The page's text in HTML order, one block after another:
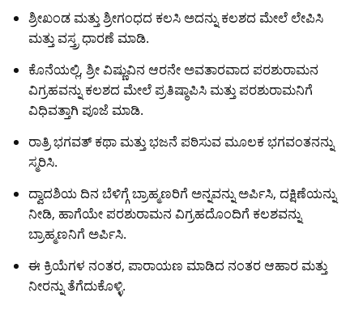
ಶ್ರೀಖಂಡ ಮತ್ತು ಶ್ರೀಗಂಧದ ಕಲಸಿ ಅದನ್ನು ಕಲಶದ ಮೇಲೆ ಲೇಪಿಸಿ
ಮತ್ತು ವಸ್ತ್ರ ಧಾರಣೆ ಮಾಡಿ.
ಕೊನೆಯಲ್ಲಿ, ಶ್ರೀ ವಿಷ್ಣುವಿನ ಆರನೇ ಅವತಾರವಾದ ಪರಶುರಾಮನ
ವಿಗ್ರಹವನ್ನು ಕಲಶದ ಮೇಲೆ ಪ್ರತಿಷ್ಠಾಪಿಸಿ ಮತ್ತು ಪರಶುರಾಮನಿಗೆ
ವಿಧಿವತ್ತಾಗಿ ಪೂಜೆ ಮಾಡಿ.
ರಾತ್ರಿ ಭಗವತ್ ಕಥಾ ಮತ್ತು ಭಜನೆ ಪಠಿಸುವ ಮೂಲಕ ಭಗವಂತನನ್ನು
ಸ್ಮರಿಸಿ.
ದ್ವಾದಶಿಯ ದಿನ ಬೆಳಿಗ್ಗೆ ಬ್ರಾಹ್ಮಣರಿಗೆ ಅನ್ನವನ್ನು ಅರ್ಪಿಸಿ, ದಕ್ಷಿಣೆಯನ್ನು
ನೀಡಿ, ಹಾಗೆಯೇ ಪರಶುರಾಮನ ವಿಗ್ರಹದೊಂದಿಗೆ ಕಲಶವನ್ನು
ಬ್ರಾಹ್ಮಣನಿಗೆ ಅರ್ಪಿಸಿ.
ಈ ಕ್ರಿಯೆಗಳ ನಂತರ, ಪಾರಾಯಣ ಮಾಡಿದ ನಂತರ ಆಹಾರ ಮತ್ತು
ನೀರನ್ನು ತೆಗೆದುಕೊಳ್ಳಿ.